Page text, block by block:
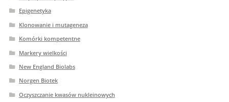
Epigenetyka
Klonowanie i mutageneza
Komórki kompetentne
Markery wielkości
New England Biolabs
Norgen Biotek
Oczyszczanie kwasów nukleinowych